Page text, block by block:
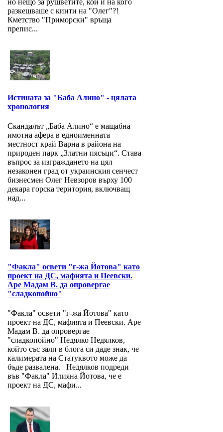
но нещо за рушветите, кой и на кого
разкешваше с кинти на "Олег"?!
Кметство "Приморски" връща
препис...
Истината за "Баба Алино" - цялата
хронология
Скандалът „Баба Алино“ е мащабна
имотна афера в едноименната
местност край Варна в района на
природен парк „Златни пясъци“. Става
въпрос за изграждането на цял
незаконен град от украинския сенчест
бизнесмен Олег Невзоров върху 100
декара горска територия, включващ
над...
"Факла" освети "г-жа Йотова" като
проект на ДС, мафията и Пеевски.
Аре Мадам В. да опровергае
"сладкопойно"
"Факла" освети "г-жа Йотова" като
проект на ДС, мафията и Пеевски. Аре
Мадам В. да опровергае
"сладкопойно" Недялко Недялков,
който със залп в блога си даде знак, че
калимерата на Статуквото може да
бъде развалена. Недялков подреди
във "Факла" Илияна Йотова, че е
проект на ДС, мафи...